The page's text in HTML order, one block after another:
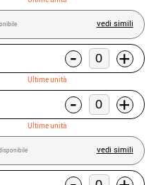
vedi simili
- +
Ultime unità
- +
Ultime unità
vedi simili